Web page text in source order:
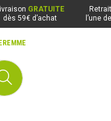
GRATUITE
dès 59€ d’achat
Retrait
l’une